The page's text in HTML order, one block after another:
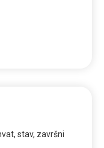
stav, završni